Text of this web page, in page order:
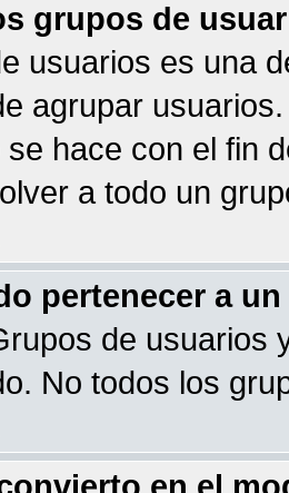
grupos de
usuarios es una
agrupar
hace con el fin
a todo un
pertenecer a
de usuarios
No todos los